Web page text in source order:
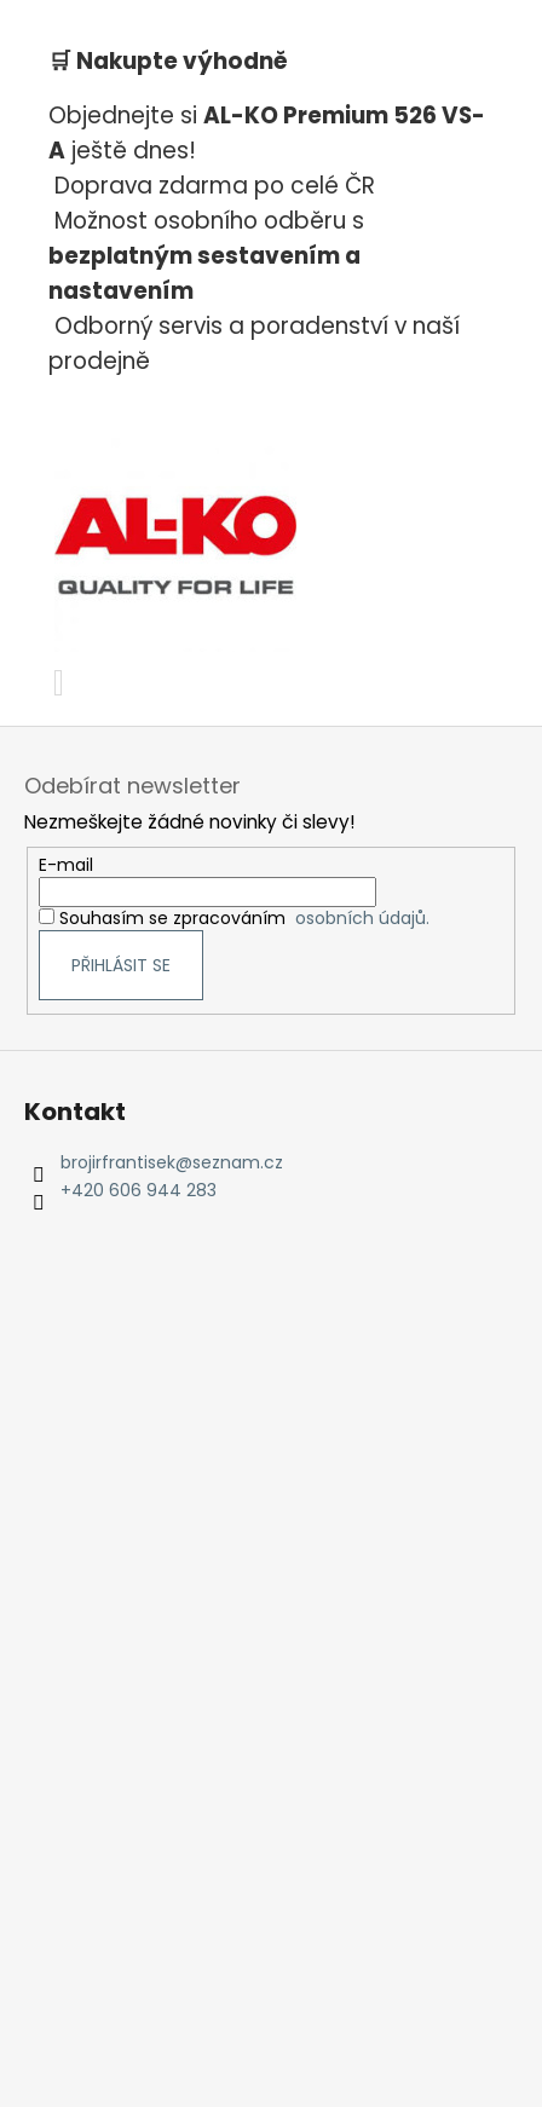
🛒Nakupte výhodně
Objednejte si AL-KO Premium 526 VS-
A ještě dnes!
Doprava zdarma po celé ČR
Možnost osobního odběru s
bezplatným sestavením a
nastavením
Odborný servis a poradenství v naší
prodejně
Odebírat newsletter
Nezmeškejte žádné novinky či slevy!
E-mail
Souhasím se zpracováním osobních údajů.
PŘIHLÁSIT SE
Kontakt
brojirfrantisek@seznam.cz
+420 606 944 283